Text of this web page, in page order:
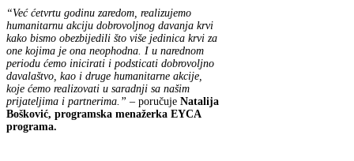
“Već ćetvrtu godinu zaredom, realizujemo
humanitarnu akciju dobrovoljnog davanja krvi
kako bismo obezbijedili što više jedinica krvi za
one kojima je ona neophodna. I u narednom
periodu ćemo inicirati i podsticati dobrovoljno
davalaštvo, kao i druge humanitarne akcije,
koje ćemo realizovati u saradnji sa našim
prijateljima i partnerima.” – poručuje Natalija
Bošković, programska menažerka EYCA
programa.